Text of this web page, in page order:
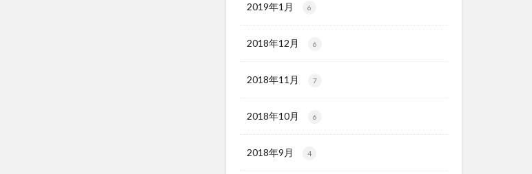
2019年1月 6
2018年12月 6
2018年11月 7
2018年10月 6
2018年9月 4